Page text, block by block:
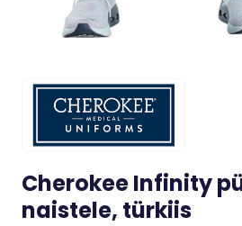
Cherokee Infinity
naistele, türkiis